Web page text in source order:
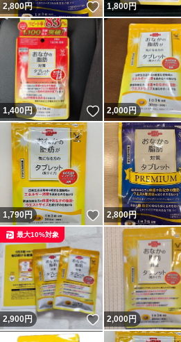
2,800円 いいね！
1,800円
1,400円 いいね！
2,000円
1,790円 いいね！
2,800円
2,900円 いいね！
最大10%対象
2,000円